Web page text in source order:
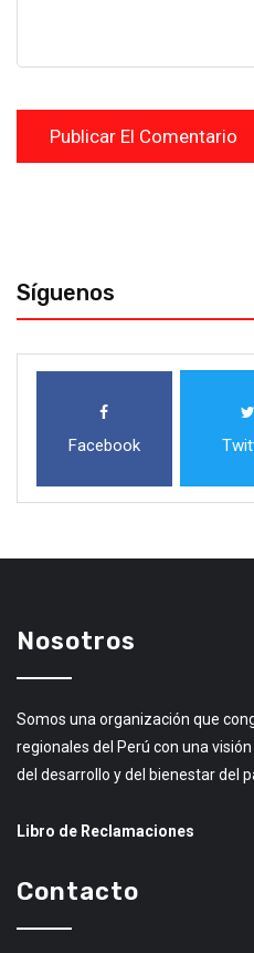
Síguenos
Facebook
Nosotros
Somos una organización que
regionales del Perú con una
del desarrollo y del bienestar del
Libro de Reclamaciones
Contacto